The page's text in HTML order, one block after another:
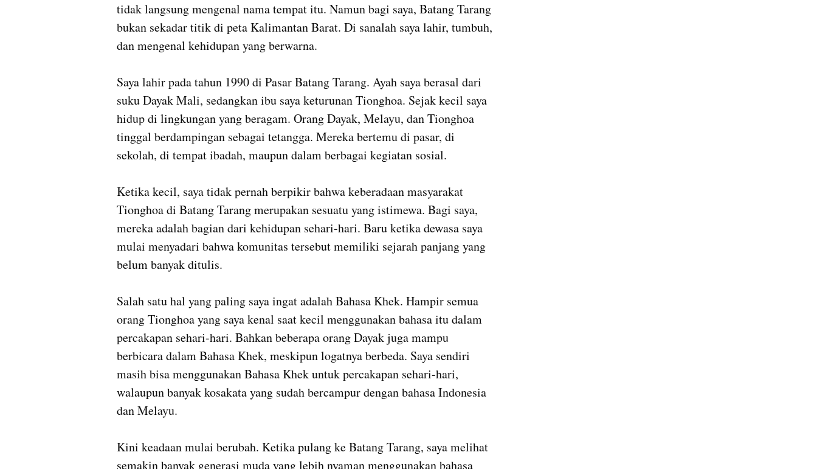
tidak langsung mengenal nama tempat itu. Namun bagi saya, Batang Tarang
bukan sekadar titik di peta Kalimantan Barat. Di sanalah saya lahir, tumbuh,
dan mengenal kehidupan yang berwarna.
Saya lahir pada tahun 1990 di Pasar Batang Tarang. Ayah saya berasal dari
suku Dayak Mali, sedangkan ibu saya keturunan Tionghoa. Sejak kecil saya
hidup di lingkungan yang beragam. Orang Dayak, Melayu, dan Tionghoa
tinggal berdampingan sebagai tetangga. Mereka bertemu di pasar, di
sekolah, di tempat ibadah, maupun dalam berbagai kegiatan sosial.
Ketika kecil, saya tidak pernah berpikir bahwa keberadaan masyarakat
Tionghoa di Batang Tarang merupakan sesuatu yang istimewa. Bagi saya,
mereka adalah bagian dari kehidupan sehari-hari. Baru ketika dewasa saya
mulai menyadari bahwa komunitas tersebut memiliki sejarah panjang yang
belum banyak ditulis.
Salah satu hal yang paling saya ingat adalah Bahasa Khek. Hampir semua
orang Tionghoa yang saya kenal saat kecil menggunakan bahasa itu dalam
percakapan sehari-hari. Bahkan beberapa orang Dayak juga mampu
berbicara dalam Bahasa Khek, meskipun logatnya berbeda. Saya sendiri
masih bisa menggunakan Bahasa Khek untuk percakapan sehari-hari,
walaupun banyak kosakata yang sudah bercampur dengan bahasa Indonesia
dan Melayu.
Kini keadaan mulai berubah. Ketika pulang ke Batang Tarang, saya melihat
semakin banyak generasi muda yang lebih nyaman menggunakan bahasa